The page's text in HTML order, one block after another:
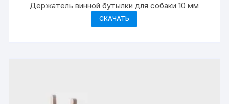
Держатель винной бутылки для собаки 10 мм
СКАЧАТЬ